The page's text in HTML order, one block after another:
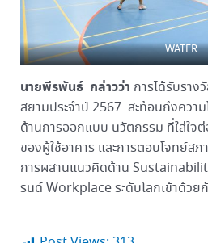
WATER
นายพีรพันธ์ กล่าวว่า การได้รับรา
สยามประจำปี 2567 สะท้อนถึงควา
ด้านการออกแบบ นวัตกรรม ที่ใส่ใจ
ของผู้ใช้อาคาร และการตอบโจทย์ส
การผสานแนวคิดด้าน
รนด์ Workplace ระดับโลกเข้าด้วย